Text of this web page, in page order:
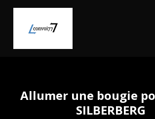
content
Allumer une bougie
SILBERBERG